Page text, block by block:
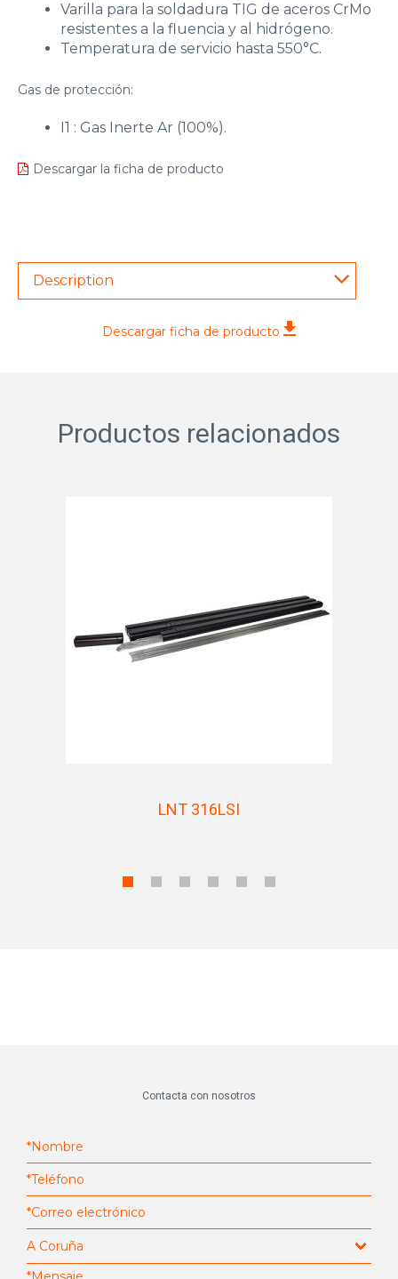
Varilla para la soldadura TIG de aceros CrMo
resistentes a la fluencia y al hidrógeno.
Temperatura de servicio hasta 550°C.
Gas de protección:
I1 : Gas Inerte Ar (100%).
Descargar la ficha de producto
Description
Descargar ficha de producto
Productos relacionados
LNT 316LSI
Contacta con nosotros